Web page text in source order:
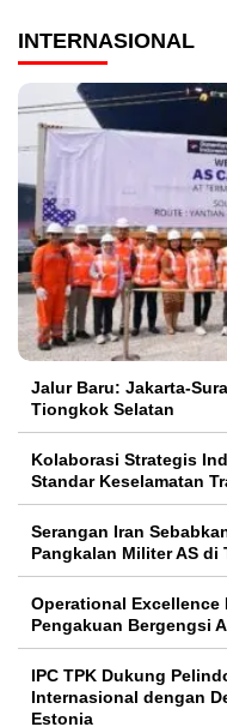
INTERNASIONAL
Jalur Baru: Jakarta-
Tiongkok Selatan
Kolaborasi Strategis
Standar Keselamatan
Serangan Iran
Pangkalan Militer AS di
Operational Excellence
Pengakuan Bergengsi
IPC TPK Dukung
Internasional dengan
Estonia